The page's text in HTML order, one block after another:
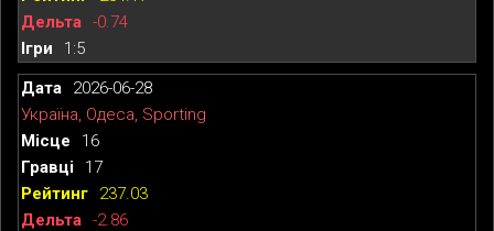
-0.74
1:5
2026-06-28
Україна, Одеса, Sporting
16
17
237.03
-2.86